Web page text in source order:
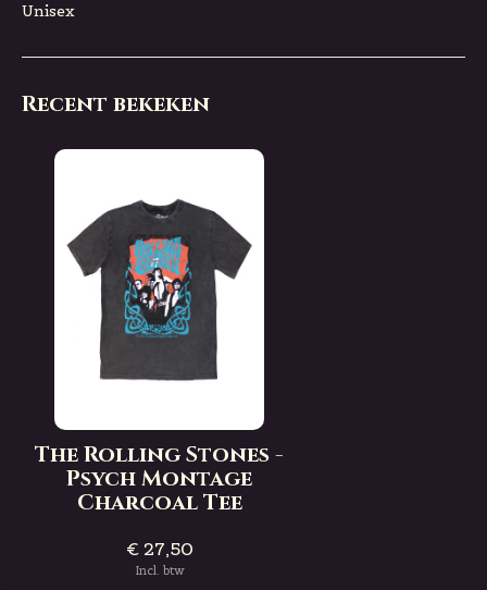
Unisex
Recent bekeken
The Rolling Stones -
Psych Montage
Charcoal Tee
€ 27,50
Incl. btw